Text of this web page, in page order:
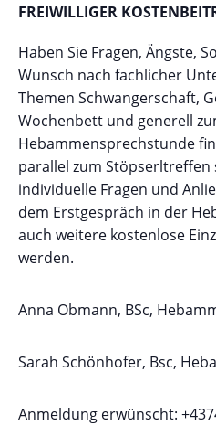
FREIWILLIGER
Haben Sie Fragen, Ängste,
Wunsch nach fachlicher
Themen Schwangerschaft,
Wochenbett und generell
Hebammensprechstunde
parallel zum
individuelle Fragen und
dem Erstgespräch in der
auch weitere kostenlose
werden.
Anna Obmann, BSc,
Sarah Schönhofer, Bsc,
Anmeldung erwünscht: